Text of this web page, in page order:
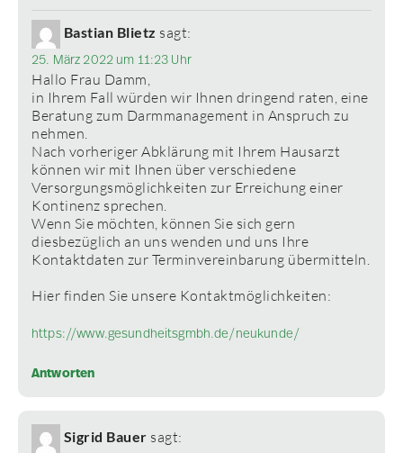
Bastian Blietz sagt:
25. März 2022 um 11:23 Uhr
Hallo Frau Damm,
in Ihrem Fall würden wir Ihnen dringend raten, eine
Beratung zum Darmmanagement in Anspruch zu
nehmen.
Nach vorheriger Abklärung mit Ihrem Hausarzt
können wir mit Ihnen über verschiedene
Versorgungsmöglichkeiten zur Erreichung einer
Kontinenz sprechen.
Wenn Sie möchten, können Sie sich gern
diesbezüglich an uns wenden und uns Ihre
Kontaktdaten zur Terminvereinbarung übermitteln.
Hier finden Sie unsere Kontaktmöglichkeiten:
https://www.gesundheitsgmbh.de/neukunde/
Antworten
Sigrid Bauer sagt: